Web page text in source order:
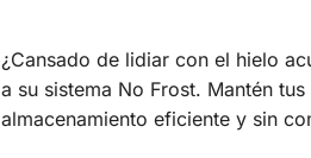
¿Cansado de lidiar con el hielo
a su sistema No Frost. Mantén
almacenamiento eficiente y sin